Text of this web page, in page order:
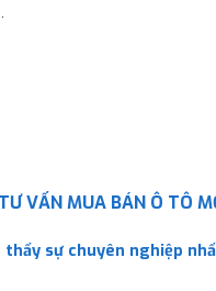
VẤN MUA BÁN Ô TÔ
thấy sự chuyên nghiệp